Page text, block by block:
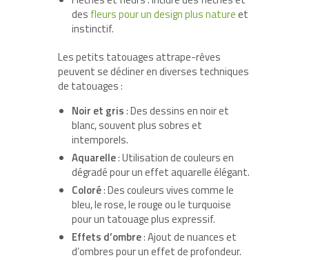
des fleurs pour un design plus natureet
instinctif.
Lespetits tatouages attrape-rêves
peuvent se décliner en diverses techniques
de tatouages :
Noir et gris: Des dessins en noir et
blanc, souvent plus sobres et
intemporels.
Aquarelle: Utilisation de couleurs en
dégradé pour un effet aquarelle élégant.
Coloré: Des couleurs vives comme le
bleu, le rose, le rouge ou le turquoise
pour un tatouage plus expressif.
Effets d’ombre: Ajout de nuances et
d’ombres pour un effet de profondeur.